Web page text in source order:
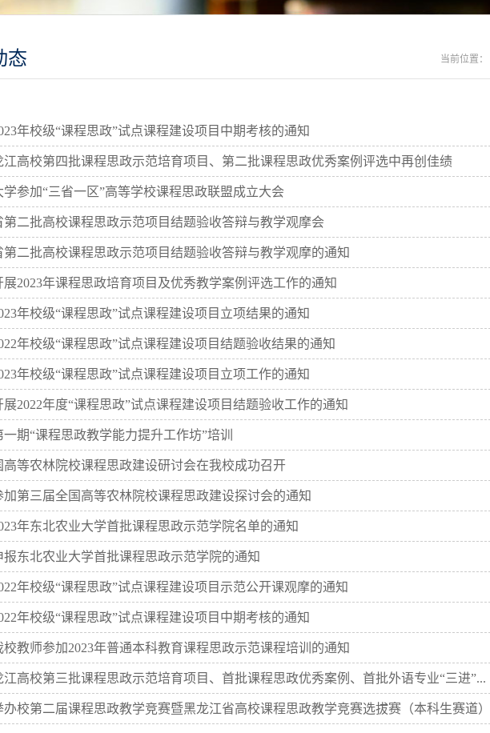
态 当前位置：
年校级“课程思政”试点课程建设项目中期考核的通知
江高校第四批课程思政示范培育项目、第二批课程思政优秀案例评选中再创佳绩
学参加“三省一区”高等学校课程思政联盟成立大会
第二批高校课程思政示范项目结题验收答辩与教学观摩会
第二批高校课程思政示范项目结题验收答辩与教学观摩的通知
展2023年课程思政培育项目及优秀教学案例评选工作的通知
年校级“课程思政”试点课程建设项目立项结果的通知
年校级“课程思政”试点课程建设项目结题验收结果的通知
年校级“课程思政”试点课程建设项目立项工作的通知
展2022年度“课程思政”试点课程建设项目结题验收工作的通知
期“课程思政教学能力提升工作坊”培训
高等农林院校课程思政建设研讨会在我校成功召开
加第三届全国高等农林院校课程思政建设探讨会的通知
年东北农业大学首批课程思政示范学院名单的通知
报东北农业大学首批课程思政示范学院的通知
年校级“课程思政”试点课程建设项目示范公开课观摩的通知
年校级“课程思政”试点课程建设项目中期考核的通知
校教师参加2023年普通本科教育课程思政示范课程培训的通知
高校第三批课程思政示范培育项目、首批课程思政优秀案例、首批外语专业“三进”...
校第二届课程思政教学竞赛暨黑龙江省高校课程思政教学竞赛选拔赛（本科生赛道）